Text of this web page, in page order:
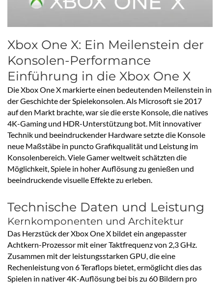
Xbox One X: Ein Meilenstein der
Konsolen-Performance
Einführung in die Xbox One X
Die Xbox One X markierte einen bedeutenden Meilenstein in
der Geschichte der Spielekonsolen. Als Microsoft sie 2017
auf den Markt brachte, war sie die erste Konsole, die natives
4K-Gaming und HDR-Unterstützung bot. Mit innovativer
Technik und beeindruckender Hardware setzte die Konsole
neue Maßstäbe in puncto Grafikqualität und Leistung im
Konsolenbereich. Viele Gamer weltweit schätzten die
Möglichkeit, Spiele in hoher Auflösung zu genießen und
beeindruckende visuelle Effekte zu erleben.
Technische Daten und Leistung
Kernkomponenten und Architektur
Das Herzstück der Xbox One X bildet ein angepasster
Achtkern-Prozessor mit einer Taktfrequenz von 2,3 GHz.
Zusammen mit der leistungsstarken GPU, die eine
Rechenleistung von 6 Teraflops bietet, ermöglicht dies das
Spielen in nativer 4K-Auflösung bei bis zu 60 Bildern pro